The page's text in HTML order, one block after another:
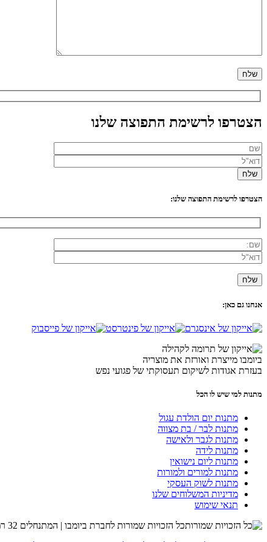
הצטרפו לרשימת התפוצה שלנו
הצטרפו לרשימת התפוצה שלנו:
אנחנו גם כאן:
ביומבו מייצרת ואורזת את מוצריה
בעזרת אגודות לשיקום תעסוקתי של פגועי נפש
מתנות למי שיש לו הכל
מתנות יום הולדת עגול
מתנות לבר / בת מצווה
מתנות לגבר ולאישה
מתנות לידה
מתנות ליום נישואין
מתנות למורים ולמורות
מתנות לשוק העסקי
מדיניות המשלוחים שלנו
תנאי שימוש
כל הזכויות שמורות לחברת ביומבו | המתנחלים 32 רמת השרון | שרות לקוחות 054-4274215 |